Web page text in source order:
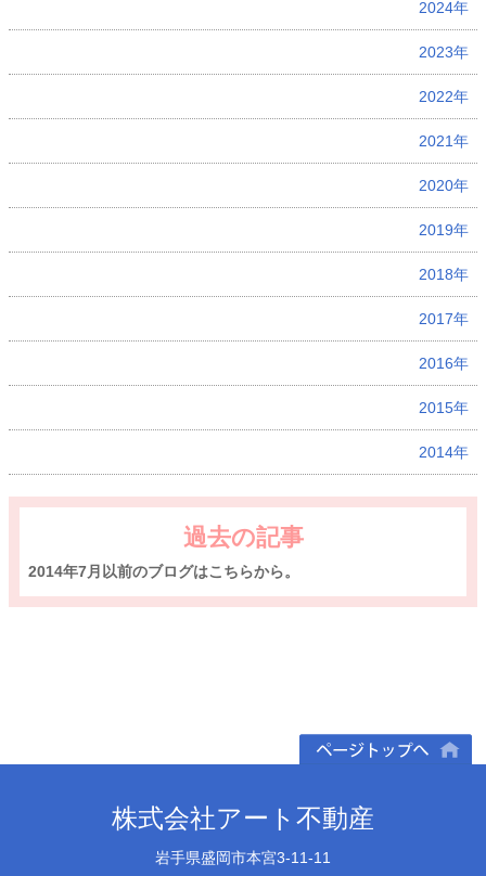
2024年
2023年
2022年
2021年
2020年
2019年
2018年
2017年
2016年
2015年
2014年
過去の記事
2014年7月以前のブログはこちらから。
株式会社アート不動産
岩手県盛岡市本宮3-11-11